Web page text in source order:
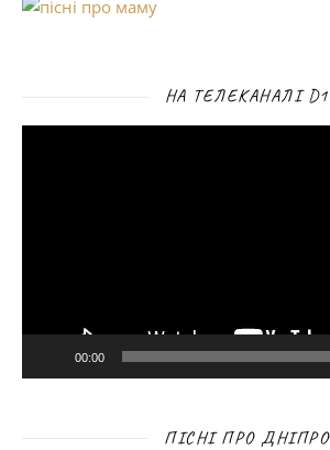
НА ТЕЛЕКАНАЛІ D1
00:00
ПІСНІ ПРО ДНІПРО